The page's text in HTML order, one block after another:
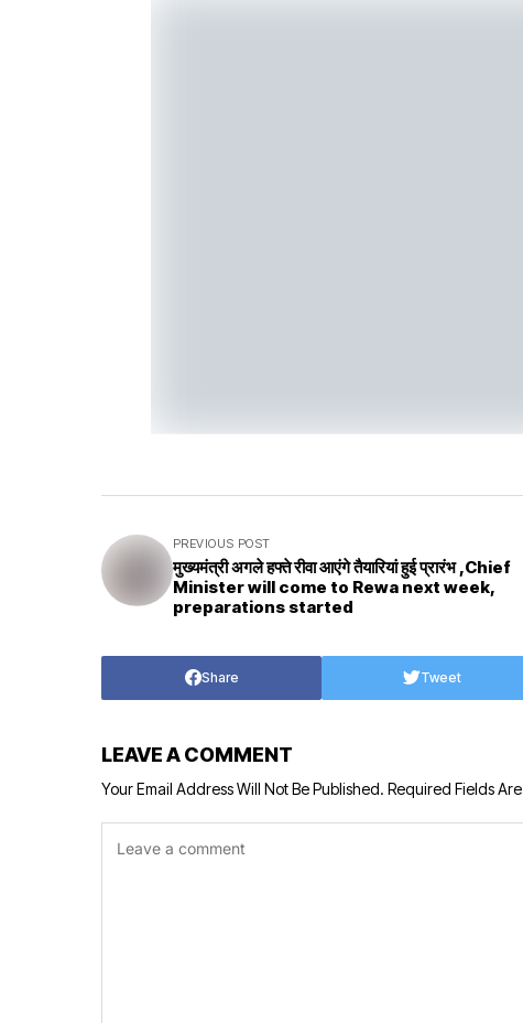
PREVIOUS POST
मुख्यमंत्री अगले हफ्ते रीवा आएंगे तैयारियां हुई प्रारंभ ,Chief
Minister will come to Rewa next week,
preparations started
Share Tweet
LEAVE A COMMENT
Your Email Address Will Not Be Published. Required Fields